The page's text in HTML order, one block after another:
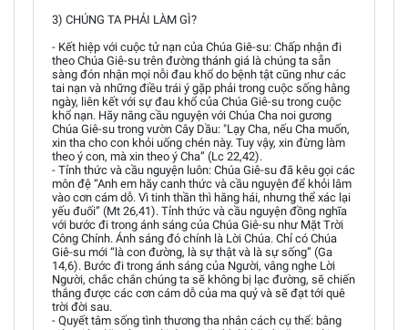
3) CHÚNG TA PHẢI LÀM GÌ?
- Kết hiệp với cuộc tử nạn của Chúa Giê-su: Chấp nhận đi
theo Chúa Giê-su trên đường thánh giá là chúng ta sẵn
sàng đón nhận mọi nỗi đau khổ do bệnh tật cũng như các
tai nạn và những điều trái ý gặp phải trong cuộc sống hằng
ngày, liên kết với sự đau khổ của Chúa Giê-su trong cuộc
khổ nạn. Hãy năng cầu nguyện với Chúa Cha noi gương
Chúa Giê-su trong vườn Cây Dầu: "Lạy Cha, nếu Cha muốn,
xin tha cho con khỏi uống chén này. Tuy vậy, xin đừng làm
theo ý con, mà xin theo ý Cha” (Lc 22,42).
- Tỉnh thức và cầu nguyện luôn: Chúa Giê-su đã kêu gọi các
môn đệ “Anh em hãy canh thức và cầu nguyện để khỏi lâm
vào cơn cám dỗ. Vì tinh thần thì hăng hái, nhưng thể xác lại
yếu đuối” (Mt 26,41). Tỉnh thức và cầu nguyện đồng nghĩa
với bước đi trong ánh sáng của Chúa Giê-su như Mặt Trời
Công Chính. Ánh sáng đó chính là Lời Chúa. Chỉ có Chúa
Giê-su mới “là con đường, là sự thật và là sự sống” (Ga
14,6). Bước đi trong ánh sáng của Người, vâng nghe Lời
Người, chắc chắn chúng ta sẽ không bị lạc đường, sẽ chiến
thắng được các cơn cám dỗ của ma quỷ và sẽ đạt tới quê
trời đời sau.
- Quyết tâm sống tình thương tha nhân cách cụ thể: bằng